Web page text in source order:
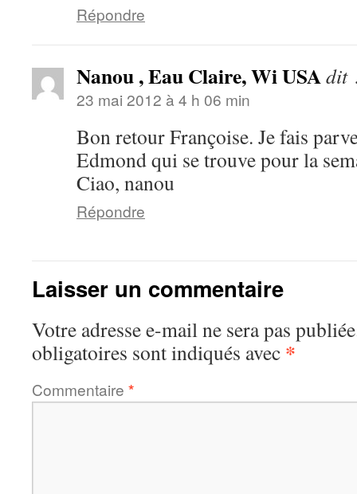
Répondre
Nanou , Eau Claire, Wi USAdit
23 mai 2012 à 4 h 06 min
Bon retour Françoise. Je fais
Edmond qui se trouve pour la
Ciao, nanou
Répondre
Laisser un commentaire
Votre adresse e-mail ne sera pas
obligatoires sont indiqués avec *
Commentaire *